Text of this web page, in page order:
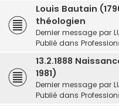
Louis Bautain
théologien
Dernier message par
Publié dans
13.2.1888
1981)
Dernier message par
Publié dans